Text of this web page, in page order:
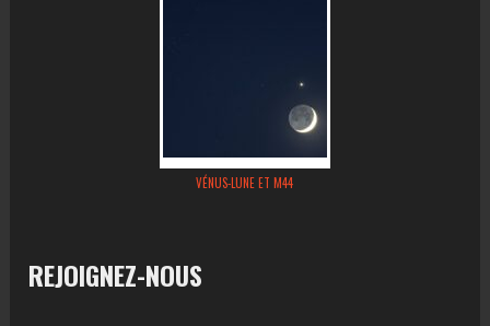
VÉNUS-LUNE ET M44
REJOIGNEZ-NOUS